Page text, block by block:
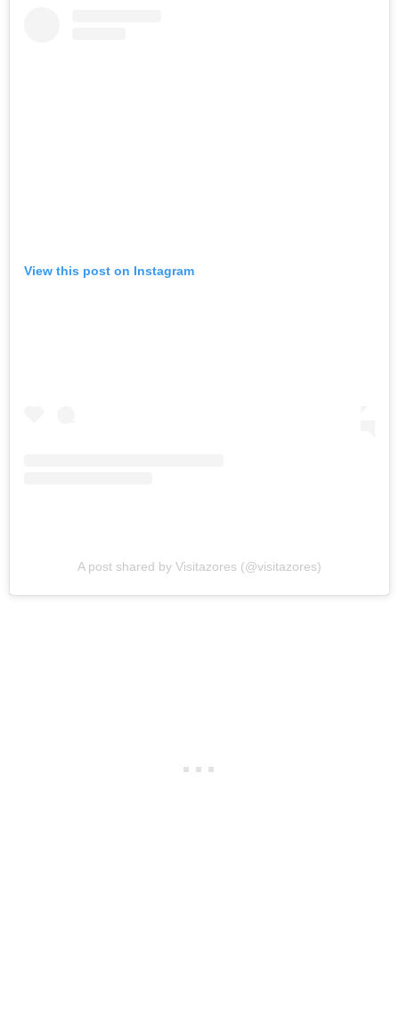
View this post on Instagram
A post shared by Visitazores (@visitazores)